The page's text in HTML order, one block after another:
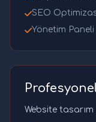
SEO
Yönetim Paneli
Website tasarım